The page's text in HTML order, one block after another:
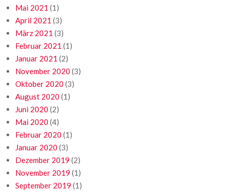
Mai 2021 (1)
April 2021 (3)
März 2021 (3)
Februar 2021 (1)
Januar 2021 (2)
November 2020 (3)
Oktober 2020 (3)
August 2020 (1)
Juni 2020 (2)
Mai 2020 (4)
Februar 2020 (1)
Januar 2020 (3)
Dezember 2019 (2)
November 2019 (1)
September 2019 (1)